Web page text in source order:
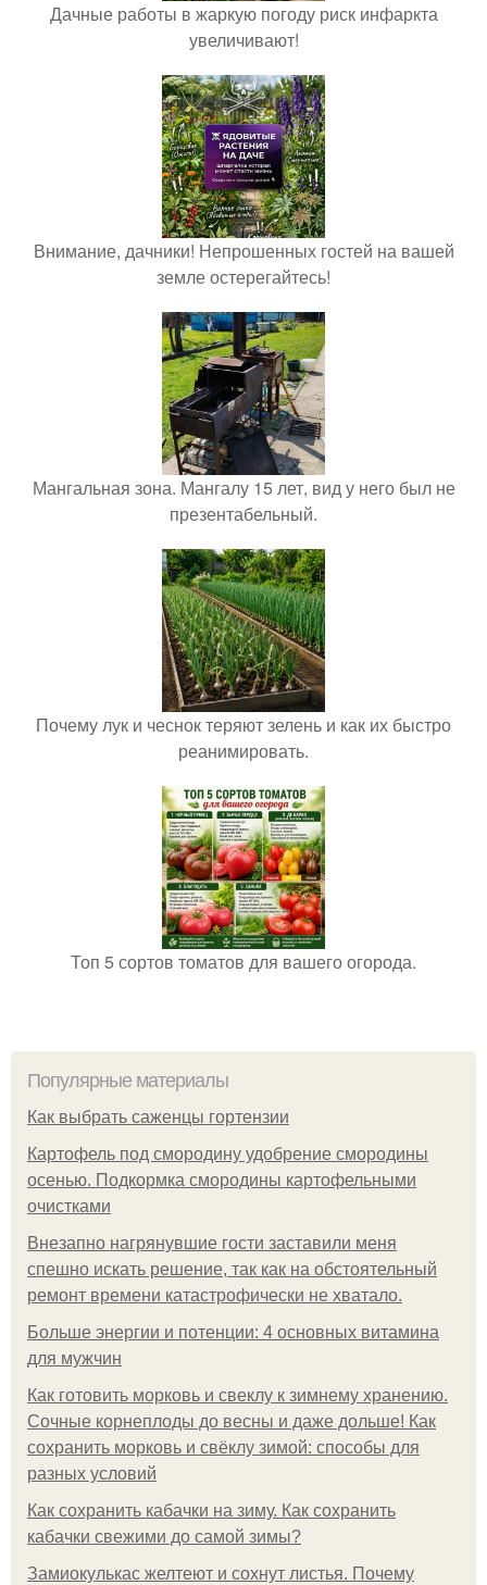
Дачные работы в жаркую погоду риск инфаркта
увеличивают!
Внимание, дачники! Непрошенных гостей на вашей
земле остерегайтесь!
Мангальная зона. Мангалу 15 лет, вид у него был не
презентабельный.
Почему лук и чеснок теряют зелень и как их быстро
реанимировать.
Топ 5 сортов томатов для вашего огорода.
Популярные материалы
Как выбрать саженцы гортензии
Картофель под смородину удобрение смородины
осенью. Подкормка смородины картофельными
очистками
Внезапно нагрянувшие гости заставили меня
спешно искать решение, так как на обстоятельный
ремонт времени катастрофически не хватало.
Больше энергии и потенции: 4 основных витамина
для мужчин
Как готовить морковь и свеклу к зимнему хранению.
Сочные корнеплоды до весны и даже дольше! Как
сохранить морковь и свёклу зимой: способы для
разных условий
Как сохранить кабачки на зиму. Как сохранить
кабачки свежими до самой зимы?
Замиокулькас желтеют и сохнут листья. Почему